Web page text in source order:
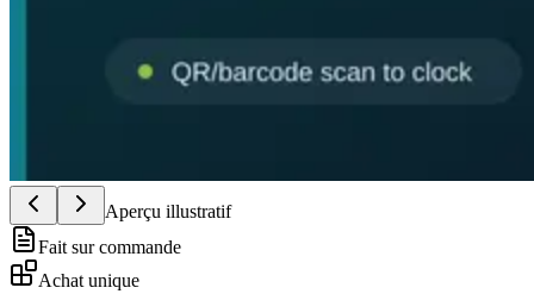
Aperçu illustratif
Fait sur commande
Achat unique